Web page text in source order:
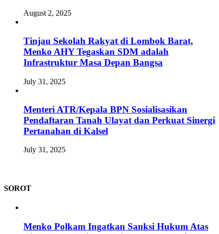
August 2, 2025
Tinjau Sekolah Rakyat di Lombok Barat,
Menko AHY Tegaskan SDM adalah
Infrastruktur Masa Depan Bangsa
July 31, 2025
Menteri ATR/Kepala BPN Sosialisasikan
Pendaftaran Tanah Ulayat dan Perkuat Sinergi
Pertanahan di Kalsel
July 31, 2025
SOROT
Menko Polkam Ingatkan Sanksi Hukum Atas